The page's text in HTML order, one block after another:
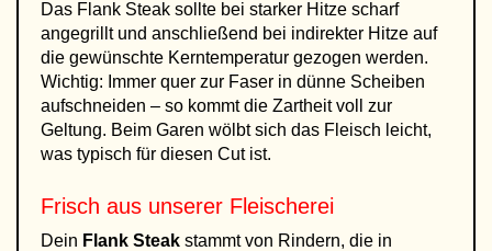
Das Flank Steak sollte bei starker Hitze scharf
angegrillt und anschließend bei indirekter Hitze auf
die gewünschte Kerntemperatur gezogen werden.
Wichtig: Immer quer zur Faser in dünne Scheiben
aufschneiden – so kommt die Zartheit voll zur
Geltung. Beim Garen wölbt sich das Fleisch leicht,
was typisch für diesen Cut ist.
Frisch aus unserer Fleischerei
Dein Flank Steak stammt von Rindern, die in